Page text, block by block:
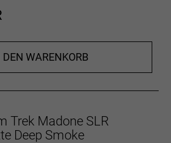
DEN WARENKORB
Trek Madone SLR
Deep Smoke